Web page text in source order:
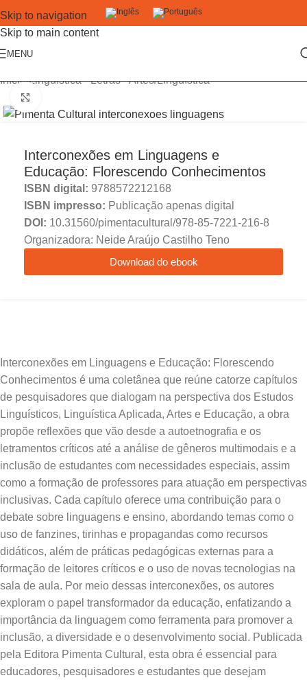
Skip to navigation
Skip to main content
MENU
Início/Linguística - Letras - Artes/Linguística
Interconexões em Linguagens e
Educação: Florescendo Conhecimentos
ISBN digital: 9788572212168
ISBN impresso: Publicação apenas digital
DOI: 10.31560/pimentacultural/978-85-7221-216-8
Organizadora: Neide Araújo Castilho Teno
Download do ebook
Interconexões em Linguagens e Educação: Florescendo
Conhecimentos é uma coletânea que reúne catorze capítulos
de pesquisadores que dialogam na perspectiva dos Estudos
Linguísticos, Linguística Aplicada, Artes e Educação, a obra
propõe reflexões que vão desde a autoetnografia e os
letramentos críticos até a análise de gêneros multimodais e a
inclusão de estudantes com necessidades especiais, assim
como a formação de professores para atuação em perspectivas
inclusivas. Cada capítulo oferece uma contribuição para o
debate sobre linguagens e ensino, abordando temas como o
uso de fanzines, tirinhas e propagandas como recursos
didáticos, além de práticas pedagógicas externas para a
formação de leitores críticos e o uso de novas tecnologias na
sala de aula. Por meio dessas interconexões, os autores
exploram o papel transformador da educação, enfatizando a
importância da linguagem como ferramenta para promover a
inclusão, a diversidade e o desenvolvimento social. Publicada
pela Editora Pimenta Cultural, esta obra é essencial para
educadores, pesquisadores e estudantes que desejam